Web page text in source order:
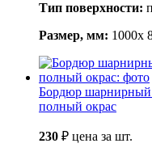
Тип поверхности:
Размер, мм: 1000x
Бордюр
полный окрас
230 ₽ цена за шт.